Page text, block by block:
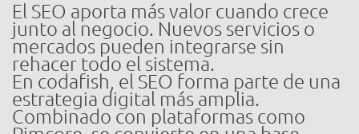
El SEO aporta más valor cuando crece
junto al negocio. Nuevos servicios o
mercados pueden integrarse sin
rehacer todo el sistema.
En codafish, el SEO forma parte de una
estrategia digital más amplia.
Combinado con plataformas como